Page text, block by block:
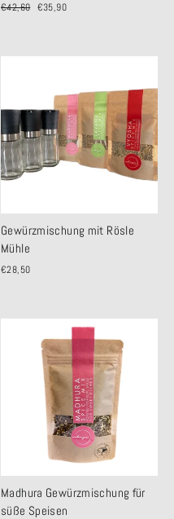
Normaler
€42,60 Sonderpreis
€35,90
Gewürzmischung mit Rösle
Mühle
€28,50
Madhura Gewürzmischung für
süße Speisen